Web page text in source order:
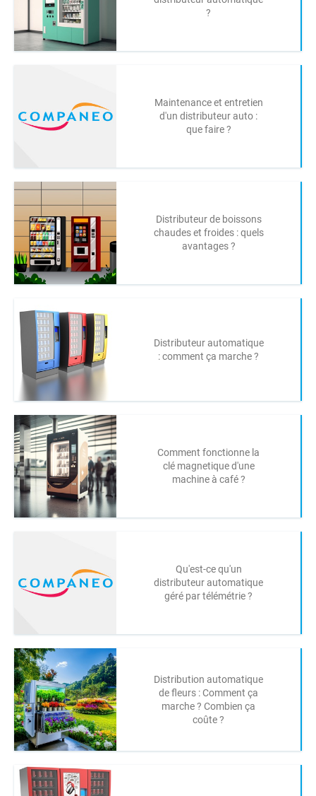
?
Maintenance et entretien
d'un distributeur auto :
que faire ?
Distributeur de boissons
chaudes et froides : quels
avantages ?
Distributeur automatique
: comment ça marche ?
Comment fonctionne la
clé magnetique d'une
machine à café ?
Qu'est-ce qu'un
distributeur automatique
géré par télémétrie ?
Distribution automatique
de fleurs : Comment ça
marche ? Combien ça
coûte ?